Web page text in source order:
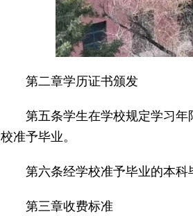
第二章学历证书颁发
第五条学生在学校规定学习
校准予毕业。
第六条经学校准予毕业的本科
第三章收费标准